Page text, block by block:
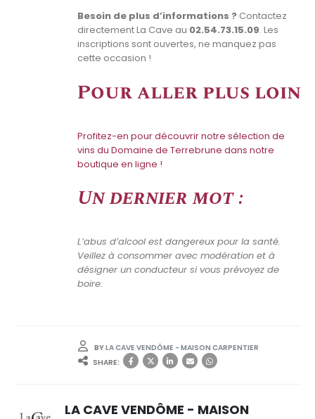
Besoin de plus d’informations ? Contactez
directement La Cave au 02.54.73.15.09. Les
inscriptions sont ouvertes, ne manquez pas
cette occasion !
Pour aller plus loin
Profitez-en pour découvrir notre sélection de
vins du Domaine de Terrebrune dans notre
boutique en ligne !
Un dernier mot :
L’abus d’alcool est dangereux pour la santé.
Veillez à consommer avec modération et à
désigner un conducteur si vous prévoyez de
boire.
BYLA CAVE VENDÔME - MAISON CARPENTIER
SHARE:
LA CAVE VENDÔME - MAISON